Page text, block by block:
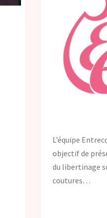
L’équipe
objectif de
du libertinage
coutures…